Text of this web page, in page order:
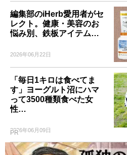
編集部のiHerb愛用者がセ
レクト。健康・美容のお
悩み別、鉄板アイテム…
2026年06月22日
「毎日1キロは食べてま
す」ヨーグルト沼にハマ
って3500種類食べた女
性…
2026年06月09日
PR